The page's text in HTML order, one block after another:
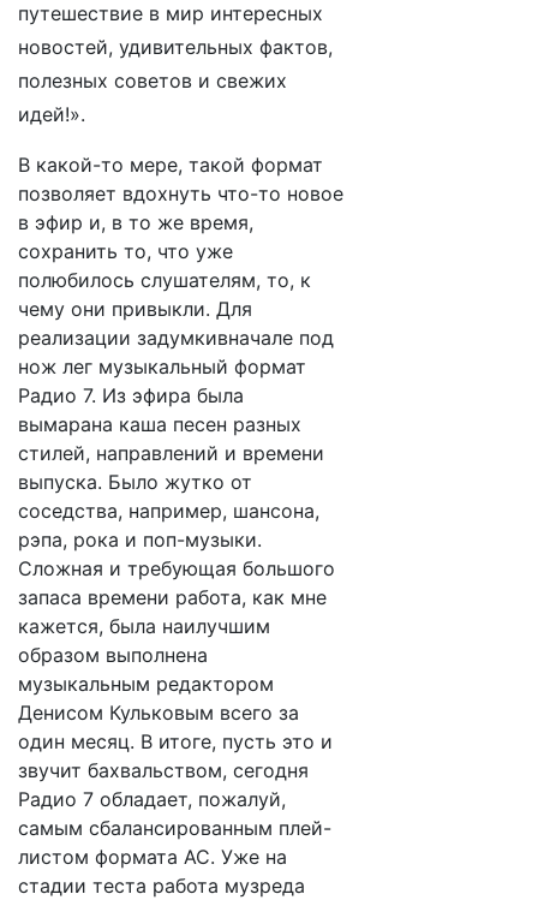
путешествие в мир интересных
новостей, удивительных фактов,
полезных советов и свежих
идей!».
В какой-то мере, такой формат
позволяет вдохнуть что-то новое
в эфир и, в то же время,
сохранить то, что уже
полюбилось слушателям, то, к
чему они привыкли. Для
реализации задумкивначале под
нож лег музыкальный формат
Радио 7. Из эфира была
вымарана каша песен разных
стилей, направлений и времени
выпуска. Было жутко от
соседства, например, шансона,
рэпа, рока и поп-музыки.
Сложная и требующая большого
запаса времени работа, как мне
кажется, была наилучшим
образом выполнена
музыкальным редактором
Денисом Кульковым всего за
один месяц. В итоге, пусть это и
звучит бахвальством, сегодня
Радио 7 обладает, пожалуй,
самым сбалансированным плей-
листом формата AC. Уже на
стадии теста работа музреда